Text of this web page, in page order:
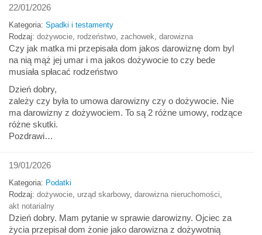
22/01/2026
Kategoria: Spadki i testamenty
Rodzaj: dożywocie rodzeństwo zachowek darowizna
Czy jak matka mi przepisała dom jakos darowiznę dom byl
na nią mąż jej umar i ma jakos dożywocie to czy bede
musiała spłacać rodzeństwo
Dzień dobry,
zależy czy była to umowa darowizny czy o dożywocie. Nie
ma darowizny z dożywociem. To są 2 różne umowy, rodzące
różne skutki.
Pozdrawi…
19/01/2026
Kategoria: Podatki
Rodzaj: dożywocie urząd skarbowy, darowizna nieruchomości
akt notarialny
Dzień dobry. Mam pytanie w sprawie darowizny. Ojciec za
życia przepisał dom żonie jako darowizna z dożywotnią